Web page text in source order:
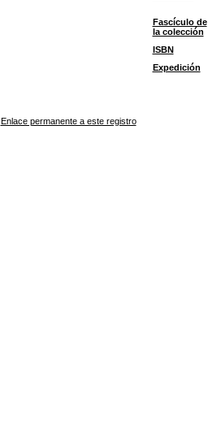
Fascículo de
la colección
ISBN
Expedición
Enlace permanente a este registro